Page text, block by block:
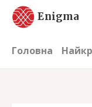
Enigma
Головна